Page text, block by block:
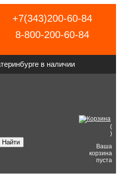
+7(343)200-60-84
8-800-200-60-84
в наличии
(
)
Ваша
корзина
пуста